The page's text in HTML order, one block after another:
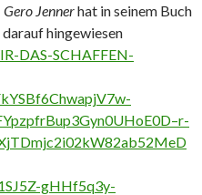
Gero Jennerhat in seinem Buch
hingewiesen
DAS-SCHAFFEN-
gHHf5q3y-